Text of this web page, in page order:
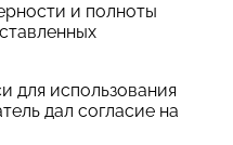
и полноты
для использования
дал согласие на